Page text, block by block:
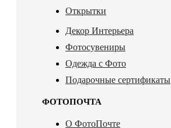
Открытки
Декор Интерьера
Фотосувениры
Одежда с Фото
Подарочные сертификаты
ФОТОПОЧТА
О ФотоПочте